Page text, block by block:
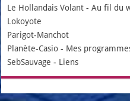
Le Hollandais Volant -Au fil du
Lokoyote
Parigot-Manchot
Planète-Casio - Mes
SebSauvage - Liens